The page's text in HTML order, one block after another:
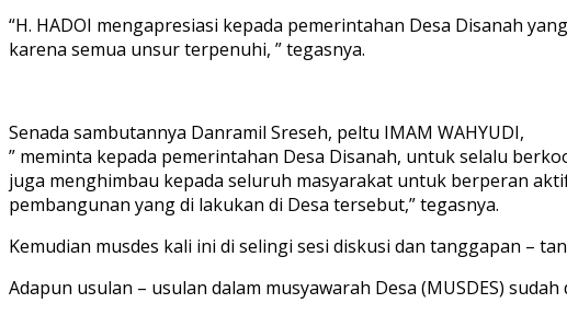
“H. HADOI mengapresiasi kepada pemerintahan Desa Disanah
karena semua unsur terpenuhi, ” tegasnya.
Senada sambutannya Danramil Sreseh, peltu IMAM WAHYUDI,
” meminta kepada pemerintahan Desa Disanah, untuk selalu
juga menghimbau kepada seluruh masyarakat untuk berperan
pembangunan yang di lakukan di Desa tersebut,” tegasnya.
Kemudian musdes kali ini di selingi sesi diskusi dan tanggapan –
Adapun usulan – usulan dalam musyawarah Desa (MUSDES)